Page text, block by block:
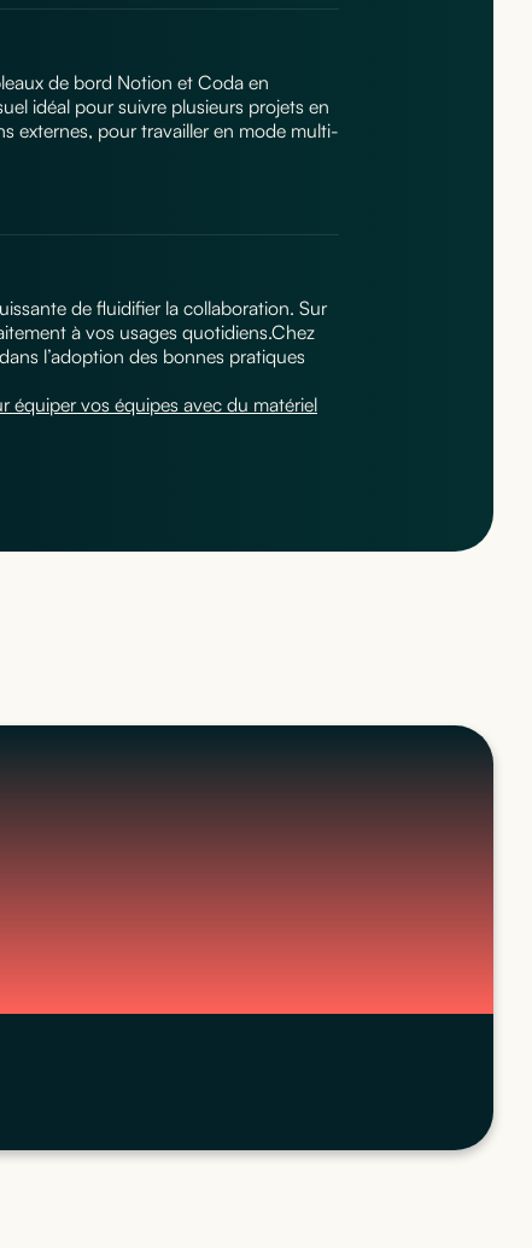
de bord Notion et Coda en
idéal pour suivre plusieurs projets en
externes, pour travailler en mode multi-
de fluidifier la collaboration. Sur
à vos usages quotidiens.Chez
l’adoption des bonnes pratiques
équiper vos équipes avec du matériel